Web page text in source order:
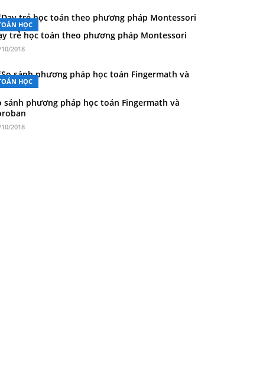
HỌC
trẻ học toán theo phương pháp Montessori
2018
HỌC
sánh phương pháp học toán Fingermath và
2018